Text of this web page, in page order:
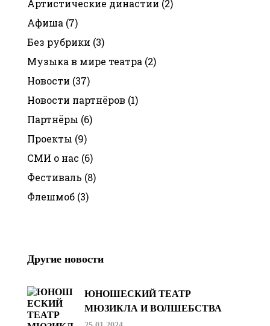
Артистические династии (2)
Афиша (7)
Без рубрики (3)
Музыка в мире театра (2)
Новости (37)
Новости партнёров (1)
Партнёры (6)
Проекты (9)
СМИ о нас (6)
Фестиваль (8)
Флешмоб (3)
Другие новости
ЮНОШЕСКИЙ ТЕАТР
МЮЗИКЛА И ВОЛШЕБСТВА